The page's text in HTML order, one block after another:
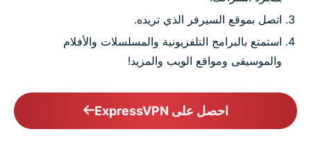
اتصل بموقع السيرفر الذي تريده.
استمتع بالبرامج التلفزيونية والمسلسلات والأفلام
والموسيقى ومواقع الويب والمزيد!
احصل على ExpressVPN